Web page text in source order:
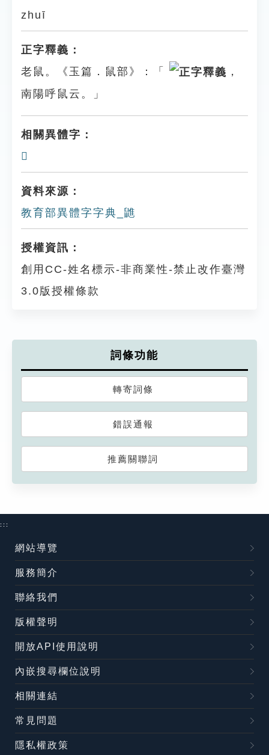
zhuī
正字釋義：
老鼠。《玉篇．鼠部》：「
，
南陽呼鼠云。」
相關異體字：
𪕪
資料來源：
教育部異體字字典_䶆
授權資訊：
創用CC-姓名標示-非商業性-禁止改作臺灣
3.0版授權條款
詞條功能
轉寄詞條
錯誤通報
推薦關聯詞
:::
網站導覽
服務簡介
聯絡我們
版權聲明
開放API使用說明
內嵌搜尋欄位說明
相關連結
常見問題
隱私權政策